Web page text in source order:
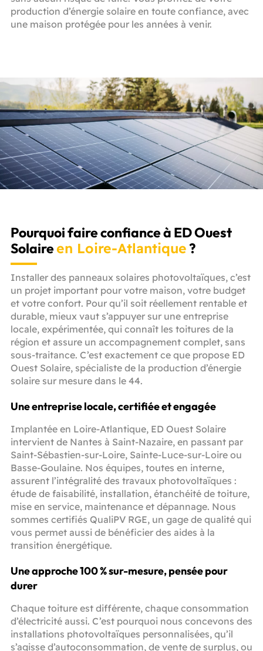
production d’énergie solaire en toute confiance, avec
une maison protégée pour les années à venir.
Pourquoi faire confiance à ED Ouest
Solaireen Loire-Atlantique?
Installer des panneaux solaires photovoltaïques, c’est
un projet important pour votre maison, votre budget
et votre confort. Pour qu’il soit réellement rentable et
durable, mieux vaut s’appuyer sur une entreprise
locale, expérimentée, qui connaît les toitures de la
région et assure un accompagnement complet, sans
sous-traitance. C’est exactement ce que propose ED
Ouest Solaire, spécialiste de la production d’énergie
solaire sur mesure dans le 44.
Une entreprise locale, certifiée et engagée
Implantée en Loire-Atlantique, ED Ouest Solaire
intervient de Nantes à Saint-Nazaire, en passant par
Saint-Sébastien-sur-Loire, Sainte-Luce-sur-Loire ou
Basse-Goulaine. Nos équipes, toutes en interne,
assurent l’intégralité des travaux photovoltaïques :
étude de faisabilité, installation, étanchéité de toiture,
mise en service, maintenance et dépannage. Nous
sommes certifiés QualiPV RGE, un gage de qualité qui
vous permet aussi de bénéficier des aides à la
transition énergétique.
Une approche 100 % sur-mesure, pensée pour
durer
Chaque toiture est différente, chaque consommation
d’électricité aussi. C’est pourquoi nous concevons des
installations photovoltaïques personnalisées, qu’il
s’agisse d’autoconsommation, de vente de surplus, ou